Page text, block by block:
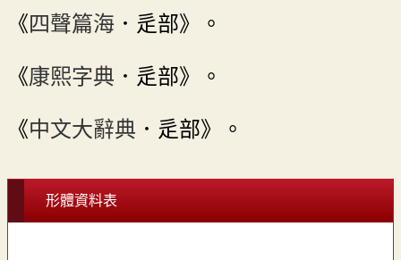
《四聲篇海 ．辵部》。
《康熙字典 ．辵部》。
《中文大辭典 ．辵部》。
形體資料表